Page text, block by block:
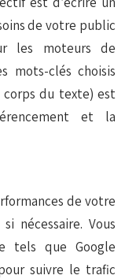
de votre public
les moteurs de
mots-clés choisis
du texte) est
et la
de votre
nécessaire. Vous
tels que Google
suivre le trafic